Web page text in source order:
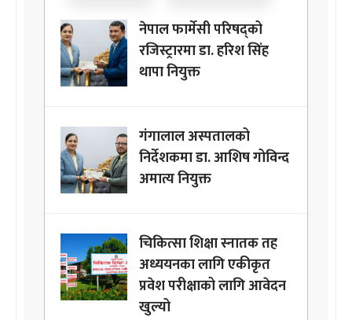
नेपाल फार्मेसी परिषद्को
रजिस्ट्रारमा डा. हरिश सिंह
थापा नियुक्त
गंगालाल अस्पतालको
निर्देशकमा डा. आशिष गोविन्द
अमात्य नियुक्त
चिकित्सा शिक्षा स्नातक तह
अध्ययनका लागि एकीकृत
प्रवेश परीक्षाको लागि आवेदन
खुल्यो